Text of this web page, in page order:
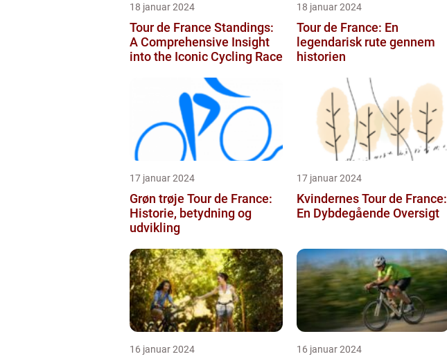
18 januar 2024
Tour de France Standings:
A Comprehensive Insight
into the Iconic Cycling Race
18 januar 2024
Tour de France: En
legendarisk rute gennem
historien
17 januar 2024
Grøn trøje Tour de France:
Historie, betydning og
udvikling
17 januar 2024
Kvindernes Tour de France:
En Dybdegående Oversigt
16 januar 2024 16 januar 2024